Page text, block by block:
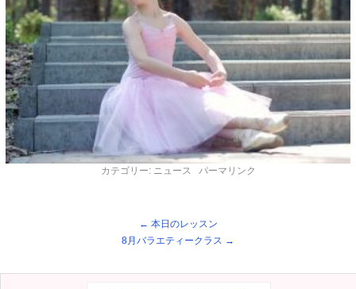
カテゴリー: ニュース パーマリンク
← 本日のレッスン
8月バラエティークラス →